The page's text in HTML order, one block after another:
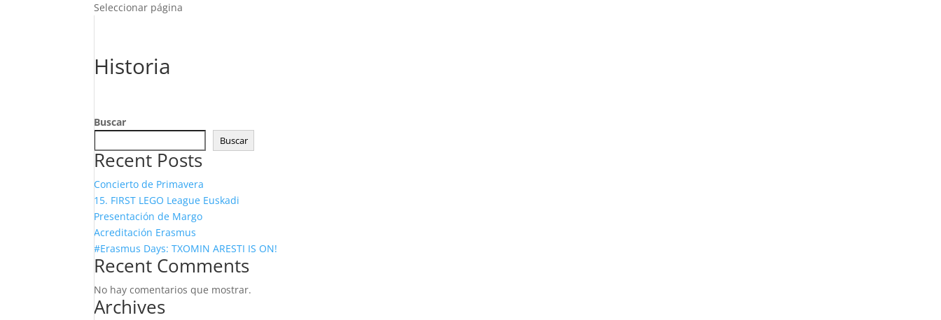
Seleccionar página
Historia
Buscar
Buscar
Recent Posts
Concierto de Primavera
15. FIRST LEGO League Euskadi
Presentación de Margo
Acreditación Erasmus
#Erasmus Days: TXOMIN ARESTI IS ON!
Recent Comments
No hay comentarios que mostrar.
Archives